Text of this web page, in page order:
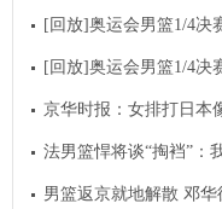
[回放]奥运会男篮1/4决
[回放]奥运会男篮1/4决
京华时报：女排打日本
法男篮悍将谈“掏裆”：
男篮返京就地解散 邓